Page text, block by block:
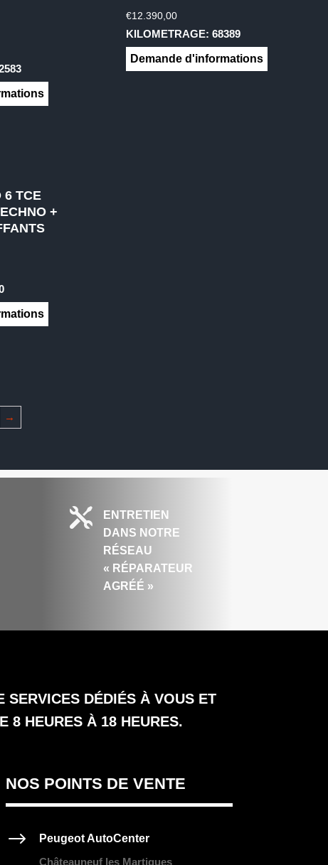
€12.390,00
KILOMETRAGE: 68389
Demande d'informations
6 TCE
+
→

ENTRETIEN
DANS NOTRE
RÉSEAU
« RÉPARATEUR
AGRÉÉ »
DÉDIÉS À VOUS ET
8 HEURES À 18 HEURES.
NOS POINTS DE VENTE
$
Peugeot AutoCenter
Châteauneuf les Martigues